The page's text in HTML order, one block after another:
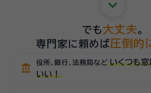
keyboard_arrow_down
でも 大丈夫。
専門家に頼めば圧倒的
account_balance 役所、銀行、法務局など いくつも
いい！